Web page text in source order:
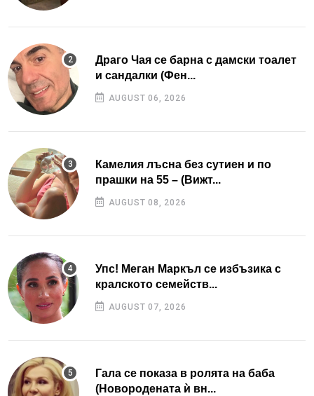
Драго Чая се барна с дамски тоалет
и сандалки (Фен...
AUGUST 06, 2026
Камелия лъсна без сутиен и по
прашки на 55 – (Вижт...
AUGUST 08, 2026
Упс! Меган Маркъл се избъзика с
кралското семейств...
AUGUST 07, 2026
Гала се показа в ролята на баба
(Новородената ѝ вн...